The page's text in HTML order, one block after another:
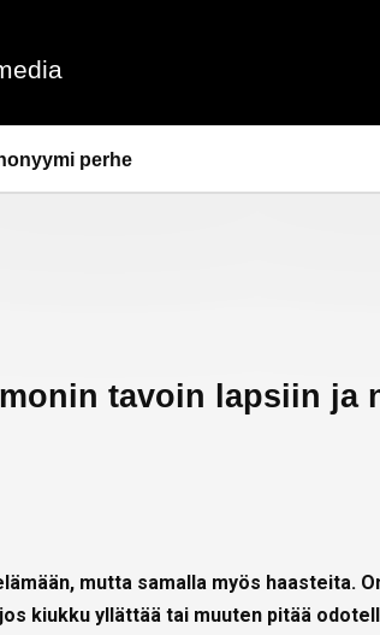
perhe
tavoin lapsiin ja
mutta samalla myös haasteita.
kiukku yllättää tai muuten pitää